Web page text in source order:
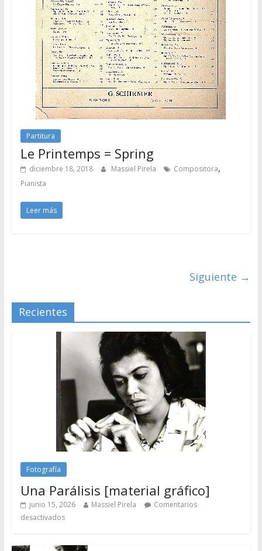
Partitura
Le Printemps = Spring
diciembre 18, 2018 Massiel Pirela Compositora,
Pianista
Leer más
Siguiente →
Recientes
Fotografía
Una Parálisis [material gráfico]
junio 15, 2026 Massiel Pirela
Comentarios
desactivados